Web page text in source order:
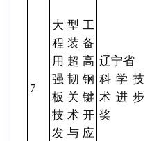
7
大型工
程装备
用超高
强韧钢
板关键
技术开
发与应
辽宁省
科学技
术进步
奖